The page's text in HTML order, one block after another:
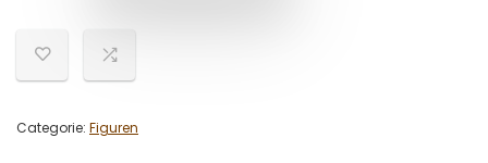
Categorie: Figuren